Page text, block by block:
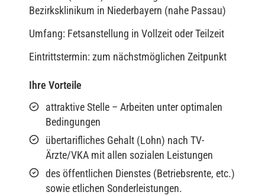
Bezirksklinikum in Niederbayern (nahe Passau)
Umfang: Fetsanstellung in Vollzeit oder Teilzeit
Eintrittstermin: zum nächstmöglichen Zeitpunkt
Ihre Vorteile
attraktive Stelle – Arbeiten unter optimalen
Bedingungen
übertarifliches Gehalt (Lohn) nach TV-
Ärzte/VKA mit allen sozialen Leistungen
des öffentlichen Dienstes (Betriebsrente, etc.)
sowie etlichen Sonderleistungen.